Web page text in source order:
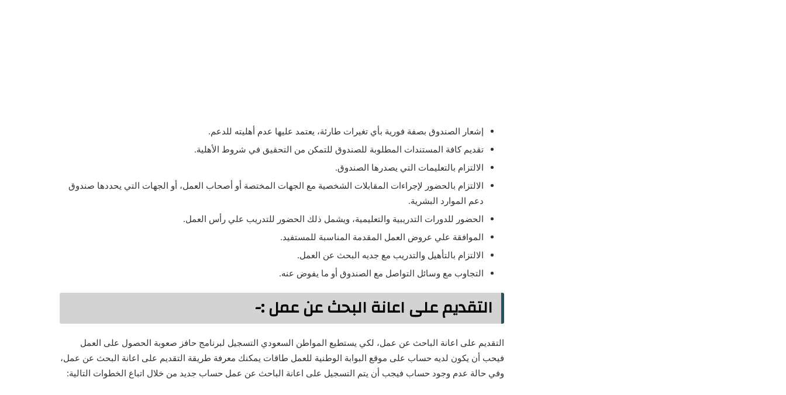
إشعار الصندوق بصفة فورية بأي تغيرات طارئة، يعتمد عليها عدم أهليته للدعم.
تقديم كافة المستندات المطلوبة للصندوق للتمكن من التحقيق في شروط الأهلية.
الالتزام بالتعليمات التي يصدرها الصندوق.
الالتزام بالحضور لإجراءات المقابلات الشخصية مع الجهات المختصة أو أصحاب العمل، أو الجهات التي يحددها صندوق
دعم الموارد البشرية.
الحضور للدورات التدريبية والتعليمية، ويشمل ذلك الحضور للتدريب علي رأس العمل.
الموافقة علي عروض العمل المقدمة المناسبة للمستفيد.
الالتزام بالتأهيل والتدريب مع جديه البحث عن العمل.
التجاوب مع وسائل التواصل مع الصندوق أو ما يفوض عنه.
التقديم على اعانة البحث عن عمل :-
التقديم على اعانة الباحث عن عمل، لكي يستطيع المواطن السعودي التسجيل لبرنامج حافز صعوبة الحصول على العمل
فيحب أن يكون لديه حساب على موقع البوابة الوطنية للعمل طاقات يمكنك معرفة طريقة التقديم على اعانة البحث عن عمل،
وفي حالة عدم وجود حساب فيجب أن يتم التسجيل على اعانة الباحث عن عمل حساب جديد من خلال اتباع الخطوات التالية: